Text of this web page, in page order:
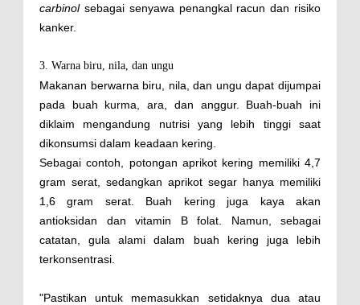
carbinolsebagai senyawa penangkal racun dan risiko
kanker.
3. Warna biru, nila, dan ungu
Makanan berwarna biru, nila, dan ungu dapat dijumpai
pada buah kurma, ara, dan anggur. Buah-buah ini
diklaim mengandung nutrisi yang lebih tinggi saat
dikonsumsi dalam keadaan kering.
Sebagai contoh, potongan aprikot kering memiliki 4,7
gram serat, sedangkan aprikot segar hanya memiliki
1,6 gram serat. Buah kering juga kaya akan
antioksidan dan vitamin B folat. Namun, sebagai
catatan, gula alami dalam buah kering juga lebih
terkonsentrasi.
"Pastikan untuk memasukkan setidaknya dua atau